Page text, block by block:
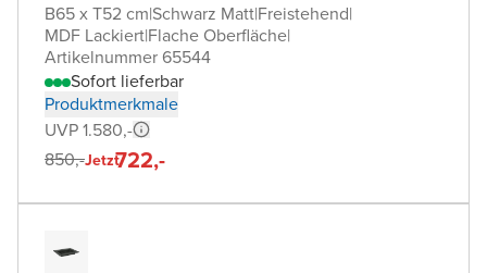
B65 x T52 cm|Schwarz Matt|Freistehend|
MDF Lackiert|Flache Oberfläche|
Artikelnummer 65544
Sofort lieferbar
Produktmerkmale
UVP 1.580,-
850,-Jetzt722,-